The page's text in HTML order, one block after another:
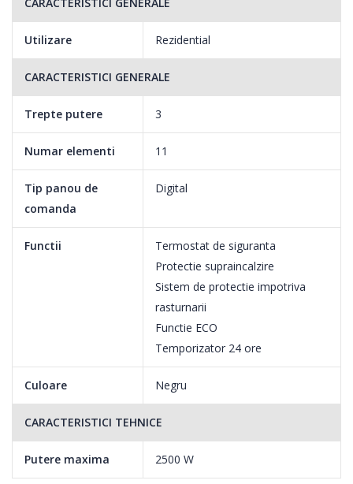
Utilizare Rezidential
CARACTERISTICI GENERALE
Trepte putere 3
Numar elementi 11
Tip panou de
comanda
Digital
Functii
Termostat de siguranta
Protectie supraincalzire
Sistem de protectie impotriva
rasturnarii
Functie ECO
Temporizator 24 ore
Culoare Negru
CARACTERISTICI TEHNICE
Putere maxima 2500 W